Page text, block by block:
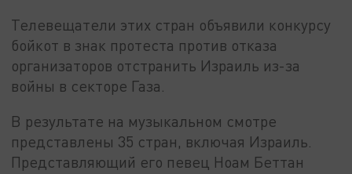
Телевещатели этих стран объявили конкурсу
бойкот в знак протеста против отказа
организаторов отстранить Израиль из-за
войны в секторе Газа.
В результате на музыкальном смотре
представлены 35 стран, включая Израиль.
Представляющий его певец Ноам Беттан